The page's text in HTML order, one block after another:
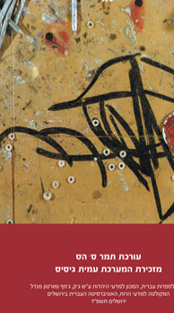
תמר ס' הס
$42
$38